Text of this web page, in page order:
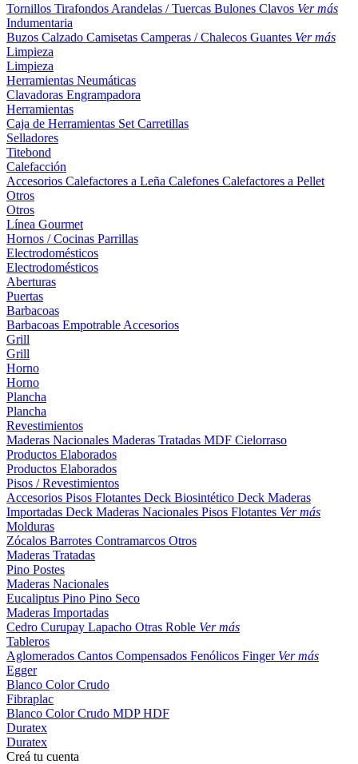
Tornillos Tirafondos Arandelas / Tuercas Bulones Clavos Ver más
Indumentaria
Buzos Calzado Camisetas Camperas / Chalecos Guantes Ver más
Limpieza
Limpieza
Herramientas Neumáticas
Clavadoras Engrampadora
Herramientas
Caja de Herramientas Set Carretillas
Selladores
Titebond
Calefacción
Accesorios Calefactores a Leña Calefones Calefactores a Pellet
Otros
Otros
Línea Gourmet
Hornos / Cocinas Parrillas
Electrodomésticos
Electrodomésticos
Aberturas
Puertas
Barbacoas
Barbacoas Empotrable Accesorios
Grill
Grill
Horno
Horno
Plancha
Plancha
Revestimientos
Maderas Nacionales Maderas Tratadas MDF Cielorraso
Productos Elaborados
Productos Elaborados
Pisos / Revestimientos
Accesorios Pisos Flotantes Deck Biosintético Deck Maderas
Importadas Deck Maderas Nacionales Pisos Flotantes Ver más
Molduras
Zócalos Barrotes Contramarcos Otros
Maderas Tratadas
Pino Postes
Maderas Nacionales
Eucaliptus Pino Pino Seco
Maderas Importadas
Cedro Curupay Lapacho Otras Roble Ver más
Tableros
Aglomerados Cantos Compensados Fenólicos Finger Ver más
Egger
Blanco ColorCrudo
Fibraplac
Blanco ColorCrudo MDPHDF
Duratex
Duratex
Creá tu cuenta